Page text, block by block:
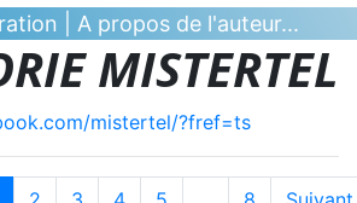
A propos de l'auteur...
MISTERTEL
mistertel/?fref=ts